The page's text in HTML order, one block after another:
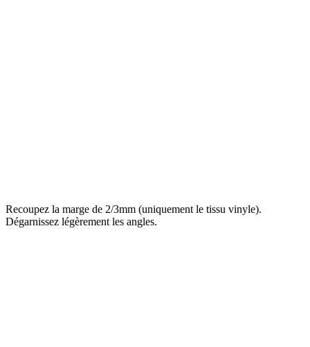
Recoupez la marge de 2/3mm (uniquement le tissu vinyle).
Dégarnissez légèrement les angles.